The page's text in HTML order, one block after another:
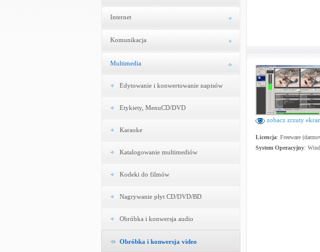
Internet
Komunikacja
Multimedia
Edytowanie i konwertowanie napisów
Etykiety, MenuCD/DVD
Karaoke
Katalogowanie multimediów
Kodeki do filmów
Nagrywanie płyt CD/DVD/BD
Obróbka i konwersja audio
Obróbka i konwersja video
zobacz zrzuty
Licencja: Freeware
System Operacyjny: